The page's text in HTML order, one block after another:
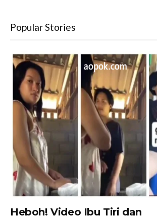
Popular Stories
Heboh! Video Ibu Tiri dan